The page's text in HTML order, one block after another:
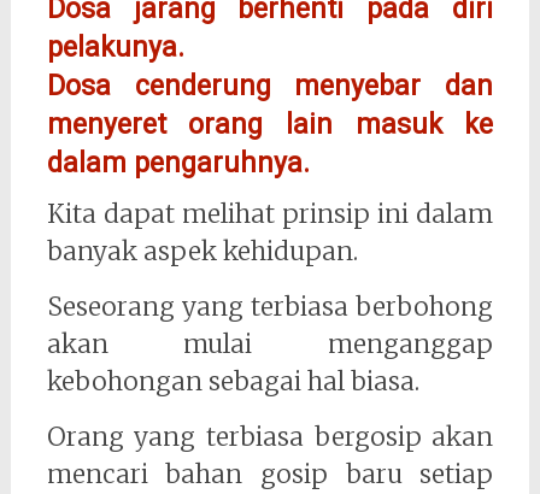
Dosa jarang berhenti pada diri
pelakunya.
Dosa cenderung menyebar dan
menyeret orang lain masuk ke
dalam pengaruhnya.
Kita dapat melihat prinsip ini dalam
banyak aspek kehidupan.
Seseorang yang terbiasa berbohong
akan mulai menganggap
kebohongan sebagai hal biasa.
Orang yang terbiasa bergosip akan
mencari bahan gosip baru setiap